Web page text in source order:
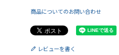
商品についてのお問い合わせ
レビューを書く